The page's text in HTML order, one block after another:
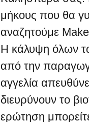
μήκους που θα
αναζητούμε
Η κάλυψη όλων
από την
αγγελία
διευρύνουν το
ερώτηση